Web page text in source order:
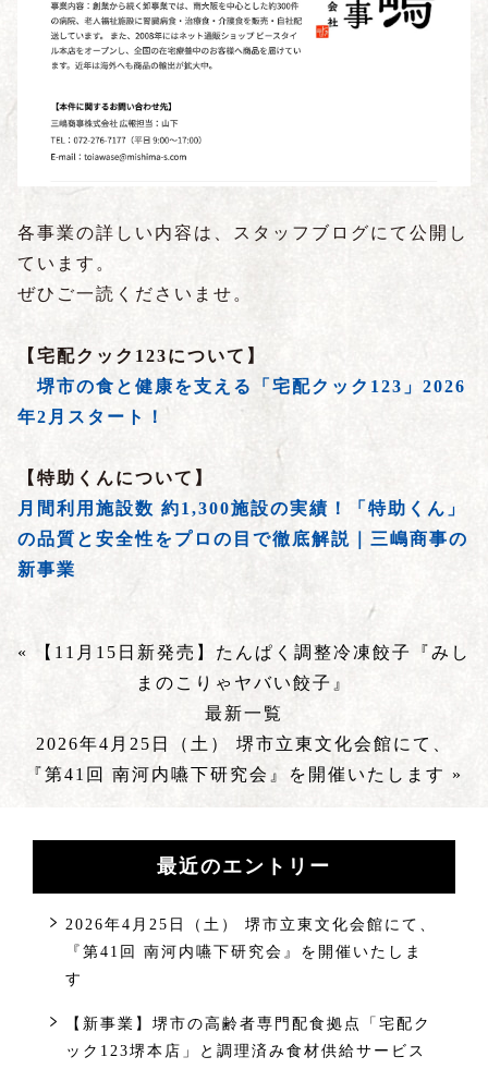
各事業の詳しい内容は、スタッフブログにて公開し
ています。
ぜひご一読くださいませ。
【宅配クック123について】
堺市の食と健康を支える「宅配クック123」2026
年2月スタート！
【特助くんについて】
月間利用施設数 約1,300施設の実績！「特助くん」
の品質と安全性をプロの目で徹底解説｜三嶋商事の
新事業
« 【11月15日新発売】たんぱく調整冷凍餃子『みし
まのこりゃヤバい餃子』
最新一覧
2026年4月25日（土） 堺市立東文化会館にて、
『第41回 南河内嚥下研究会』を開催いたします »
最近のエントリー
2026年4月25日（土） 堺市立東文化会館にて、
『第41回 南河内嚥下研究会』を開催いたしま
す
【新事業】堺市の高齢者専門配食拠点「宅配ク
ック123堺本店」と調理済み食材供給サービス